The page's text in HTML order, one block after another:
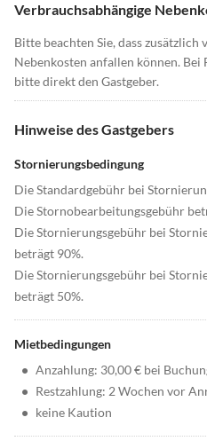
Verbrauchsabhängige
Bitte beachten Sie, dass zusätzlich
Nebenkosten anfallen können. Bei
bitte direkt den Gastgeber.
Hinweise des Gastgebers
Stornierungsbedingung
Die Standardgebühr bei
Die Stornobearbeitungsgebühr
Die Stornierungsgebühr bei
beträgt 90%.
Die Stornierungsgebühr bei
beträgt 50%.
Mietbedingungen
• Anzahlung: 30,00 € bei
• Restzahlung: 2 Wochen vor
• keine Kaution